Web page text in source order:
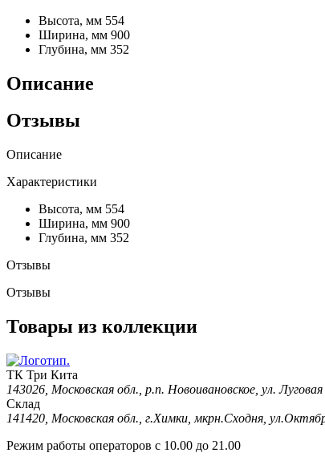
Высота, мм 554
Ширина, мм 900
Глубина, мм 352
Описание
Отзывы
Описание
Характеристики
Высота, мм 554
Ширина, мм 900
Глубина, мм 352
Отзывы
Отзывы
Товары из коллекции
ТК Три Кита
143026, Московская обл., р.п. Новоивановское, ул.
Склад
141420, Московская обл., г.Химки, мкрн.Сходня,
Режим работы операторов с 10.00 до 21.00